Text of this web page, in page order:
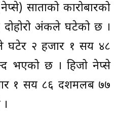
साताको कारोबारको
दोहोरो अंकले घटेको छ ।
२ हजार १ सय ४८
भएको छ । हिजो नेप्से
१ सय ८६ दशमलब ७७